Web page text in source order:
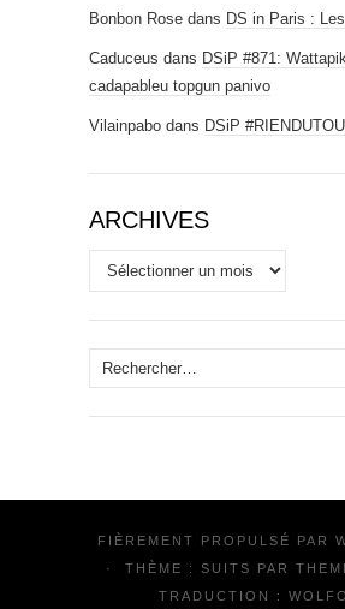
Bonbon Rose dans DS in Paris :
Caduceus dans DSiP #871:
cadapableu topgun panivo
Vilainpabo dans DSiP
ARCHIVES
Archives
Rechercher :
FIÈREMENT PROPULSÉ PAR
·
THÈME : SUITS PAR
TRADUCTION :